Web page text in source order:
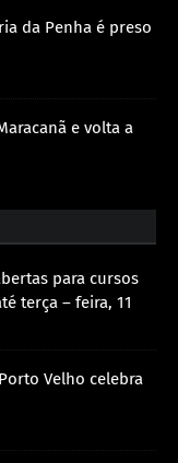
da Penha é preso
e volta a
para cursos
terça – feira, 11
Velho celebra